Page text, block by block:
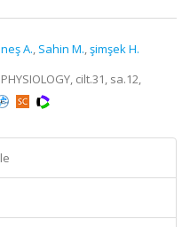
A., Sahin M.,şimşek H.
cilt.31, sa.12,